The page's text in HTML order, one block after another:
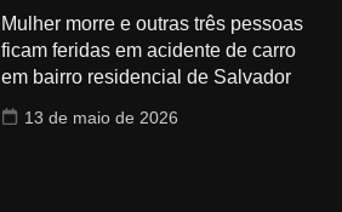
Mulher morre e outras três pessoas
ficam feridas em acidente de carro
em bairro residencial de Salvador
13 de maio de 2026